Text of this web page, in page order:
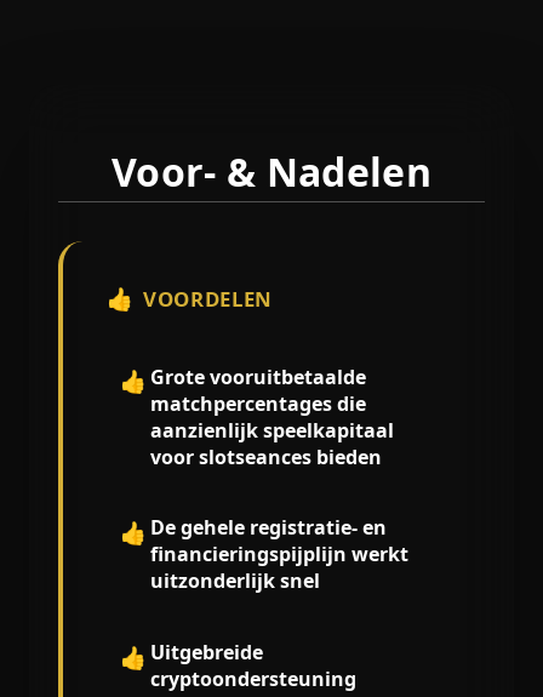
Voor- & Nadelen
👍 VOORDELEN
👍 Grote vooruitbetaalde
matchpercentages die
aanzienlijk speelkapitaal
voor slotseances bieden
👍 De gehele registratie- en
financieringspijplijn werkt
uitzonderlijk snel
👍 Uitgebreide
cryptoondersteuning